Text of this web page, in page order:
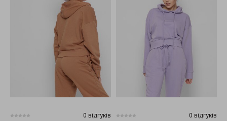
0 відгуків 0 відгуків